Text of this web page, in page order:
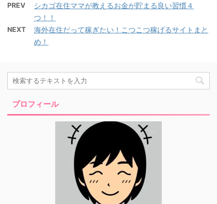
PREV
シカゴ在住ママが教えるお金が貯まる良い習慣４
つ！！
NEXT
海外在住だって稼ぎたい！こつこつ稼げるサイトまと
め！
プロフィール